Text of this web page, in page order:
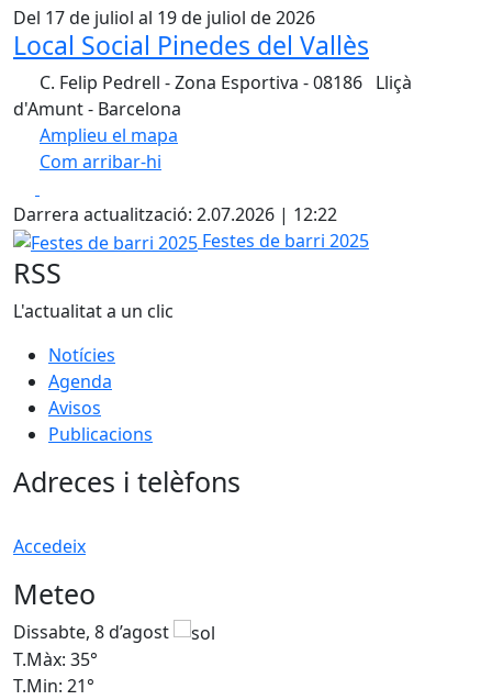
Del 17 de juliol al 19 de juliol de 2026
Local Social Pinedes del Vallès
C. Felip Pedrell - Zona Esportiva - 08186 Lliçà
d'Amunt - Barcelona
Amplieu el mapa
Com arribar-hi
+
−
Darrera actualització: 2.07.2026 | 12:22
Festes de barri 2025
Festes de barri 2025
RSS
L'actualitat a un clic
Notícies
Agenda
Avisos
Publicacions
Adreces i telèfons
Accedeix
Meteo
Dissabte, 8 d’agost
T.Màx: 35°
T.Min: 21°